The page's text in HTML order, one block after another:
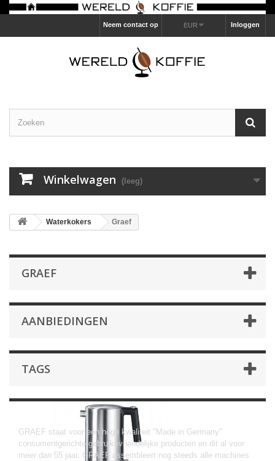
Inloggen
EUR
Neem contact op
Winkelwagen (leeg)
Waterkokers Graef
GRAEF
AANBIEDINGEN
TAGS
GRAEF staat voor een hoge kwaliteit "Made in Germany"
consumentgerichte gebruiksvriendelijke producten en dit al voor
meer dan 55 jaar. GRAEF assembleert nog steeds alle machines